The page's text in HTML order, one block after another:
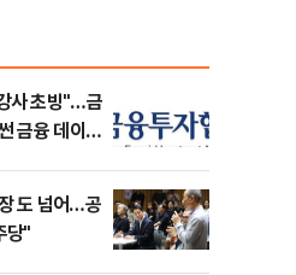
사 초빙"…금
금융 데이터
도 넘어…공
당"